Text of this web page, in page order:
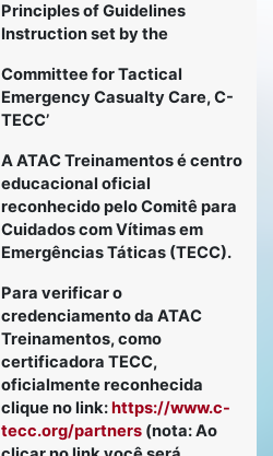
Principles of Guidelines
Instruction set by the
Committee for Tactical
Emergency Casualty Care, C-
TECC’
A ATAC Treinamentos é centro
educacional oficial
reconhecido pelo Comitê para
Cuidados com Vítimas em
Emergências Táticas (TECC).
Para verificar o
credenciamento da ATAC
Treinamentos, como
certificadora TECC,
oficialmente reconhecida
clique no link:https://www.c-
tecc.org/partners(nota: Ao